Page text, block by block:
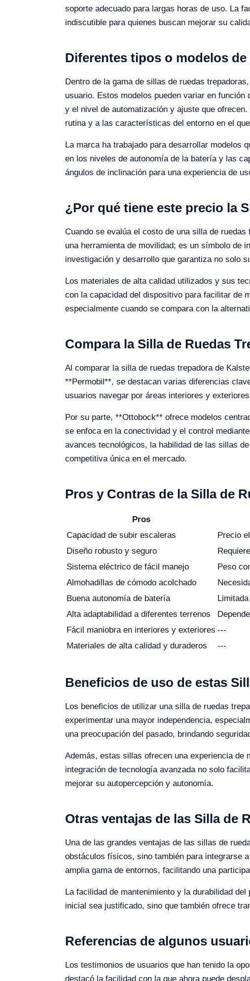
soporte adecuado para largas horas de uso. La
indiscutible para quienes buscan mejorar su
Diferentes tipos o modelos
Dentro de la gama de sillas de ruedas
usuario. Estos modelos pueden variar en
y el nivel de automatización y ajuste que
rutina y a las características del entorno en el
La marca ha trabajado para desarrollar modelos
en los niveles de autonomía de la batería y las
ángulos de inclinación para una experiencia de
¿Por qué tiene este precio la
Cuando se evalúa el costo de una silla de
una herramienta de movilidad; es un símbolo de
investigación y desarrollo que garantiza no solo
Los materiales de alta calidad utilizados y sus
con la capacidad del dispositivo para facilitar de
especialmente cuando se compara con la
Compara la Silla de Ruedas
Al comparar la silla de ruedas trepadora de
**Permobil**, se destacan varias diferencias
usuarios navegar por áreas interiores y
Por su parte, **Ottobock** ofrece modelos
se enfoca en la conectividad y el control
avances tecnológicos, la habilidad de las sillas
competitiva única en el mercado.
Pros y Contras de la Silla de
Pros
Capacidad de subir escaleras
Precio
Diseño robusto y seguro
Sistema eléctrico de fácil manejo
Peso
Almohadillas de cómodo acolchado
Buena autonomía de batería
Alta adaptabilidad a diferentes terrenos
Fácil maniobra en interiores y exteriores ---
Materiales de alta calidad y duraderos
---
Beneficios de uso de estas
Los beneficios de utilizar una silla de ruedas
experimentar una mayor independencia,
una preocupación del pasado, brindando
Además, estas sillas ofrecen una experiencia de
integración de tecnología avanzada no solo
mejorar su autopercepción y autonomía.
Otras ventajas de las Silla de
Una de las grandes ventajas de las sillas de
obstáculos físicos, sino también para integrarse
amplia gama de entornos, facilitando una
La facilidad de mantenimiento y la durabilidad
inicial sea justificado, sino que también ofrece
Referencias de algunos
Los testimonios de usuarios que han tenido la
destacó la facilidad con la que ahora puede